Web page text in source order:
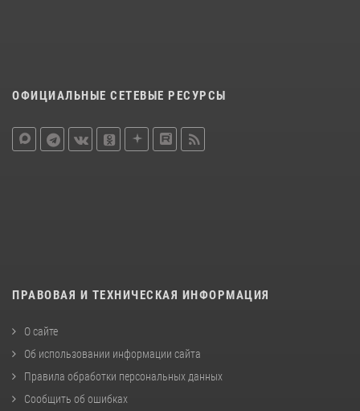
ОФИЦИАЛЬНЫЕ СЕТЕВЫЕ РЕСУРСЫ
ПРАВОВАЯ И ТЕХНИЧЕСКАЯ ИНФОРМАЦИЯ
О сайте
Об использовании информации сайта
Правила обработки персональных данных
Сообщить об ошибках